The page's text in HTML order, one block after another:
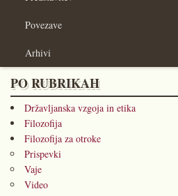
Povezave
Arhivi
PO RUBRIKAH
Državljanska vzgoja in etika
Filozofija
Filozofija za otroke
Prispevki
Vaje
Video